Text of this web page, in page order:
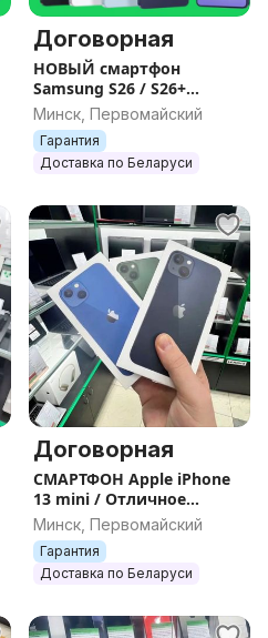
Договорная
НОВЫЙ смартфон
Samsung S26 / S26+
(запечатан) Sim+E-sim /
Гарантия / Все цвета /
Память
Минск, Первомайский
Гарантия
Доставка по Беларуси
Договорная
СМАРТФОН Apple iPhone
13 mini / Отличное
состояние / Цвета /
Гарантия
Минск, Первомайский
Гарантия
Доставка по Беларуси